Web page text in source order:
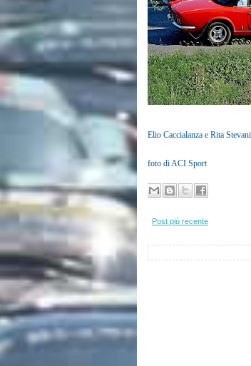
Elio Caccialanza e Rita
foto di ACI Sport
Post più recente